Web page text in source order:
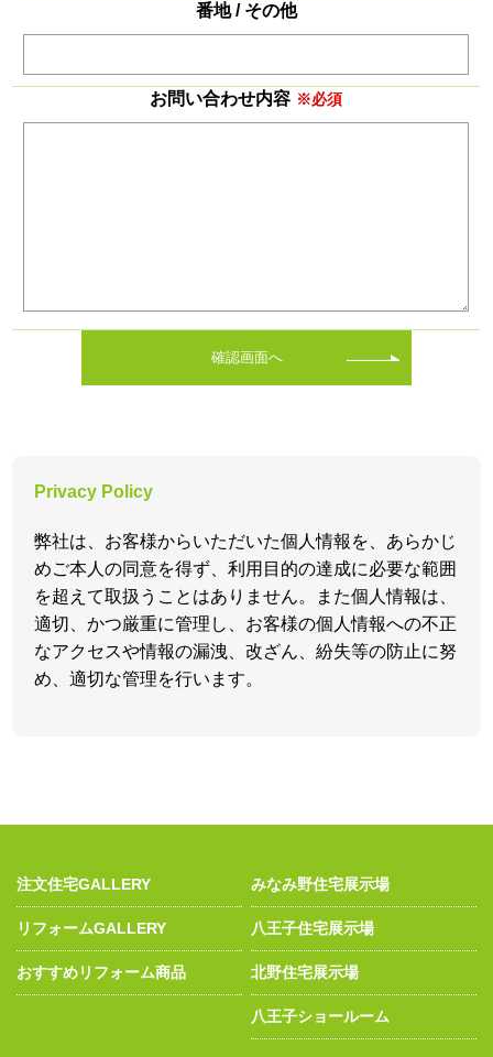
番地 / その他
お問い合わせ内容 ※必須
確認画面へ
Privacy Policy
弊社は、お客様からいただいた個人情報を、あらかじ
めご本人の同意を得ず、利用目的の達成に必要な範囲
を超えて取扱うことはありません。また個人情報は、
適切、かつ厳重に管理し、お客様の個人情報への不正
なアクセスや情報の漏洩、改ざん、紛失等の防止に努
め、適切な管理を行います。
注文住宅GALLERY
リフォームGALLERY
おすすめリフォーム商品
みなみ野住宅展示場
八王子住宅展示場
北野住宅展示場
八王子ショールーム